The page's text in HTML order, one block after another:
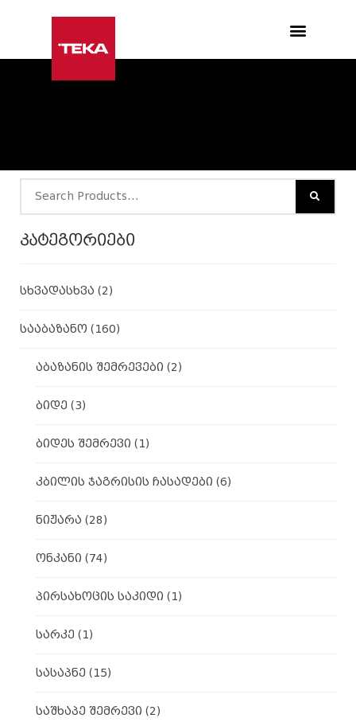
კატეგორიები
სხვადასხვა (2)
სააბაზანო (160)
აბაზანის შემრევები (2)
ბიდე (3)
ბიდეს შემრევი (1)
კბილის ჯაგრისის ჩასადები (6)
ნიჟარა (28)
ონკანი (74)
პირსახოცის საკიდი (1)
სარკე (1)
სასაპნე (15)
საშხაპე შემრევი (2)